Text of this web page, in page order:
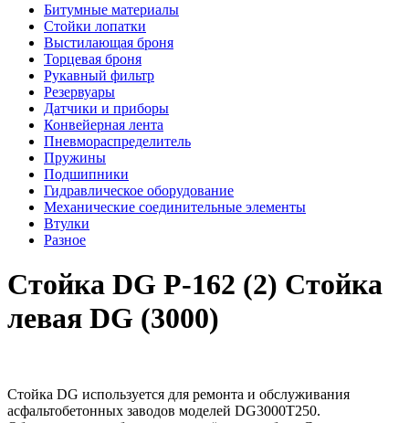
Битумные материалы
Стойки лопатки
Выстилающая броня
Торцевая броня
Рукавный фильтр
Резервуары
Датчики и приборы
Конвейерная лента
Пневмораспределитель
Пружины
Подшипники
Гидравлическое оборудование
Механические соединительные элементы
Втулки
Разное
Стойка DG Р-162 (2) Стойка
левая DG (3000)
Стойка DG используется для ремонта и обслуживания
асфальтобетонных заводов моделей DG3000T250.